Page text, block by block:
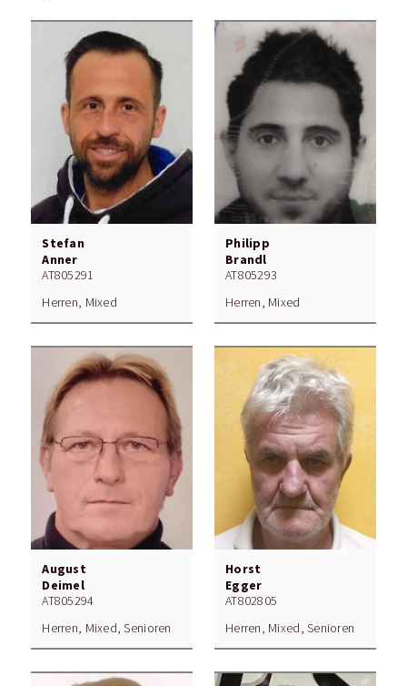
Stefan
Anner
AT805291
Herren, Mixed
Philipp
Brandl
AT805293
Herren, Mixed
August
Deimel
AT805294
Herren, Mixed, Senioren
Horst
Egger
AT802805
Herren, Mixed, Senioren